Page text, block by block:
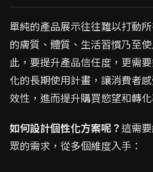
單純的產品展示往往難以打動
的膚質、體質、生活習慣乃至
此，要提升產品信任度，更需
化的長期使用計畫，讓消費者
效性，進而提升購買慾望和轉化
如何設計個性化方案呢？ 這需
眾的需求，從多個維度入手：